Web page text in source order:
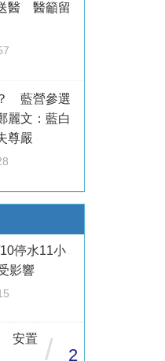
醫 醫籲留
藍營參選
麗文：藍白
尊嚴
停水11小
影響
安置
/ 2